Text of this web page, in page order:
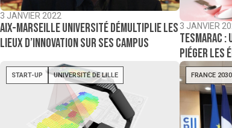
3 JANVIER 2022
Aix-Marseille Université démultiplie les
lieux d’innovation sur ses campus
3 JANVIER
Tesmarac
piéger les
START-UP UNIVERSITÉ DE LILLE FRANCE 2030